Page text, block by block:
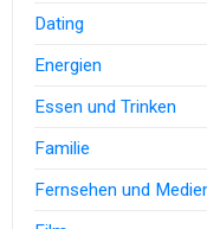
Dating
Energien
Essen und Trinken
Familie
Fernsehen und